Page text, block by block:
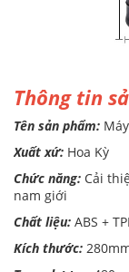
Thông tin
Tên sản phẩm:
Xuất xứ: Hoa Kỳ
Chức năng: Cải
nam giới
Chất liệu: ABS +
Kích thước: